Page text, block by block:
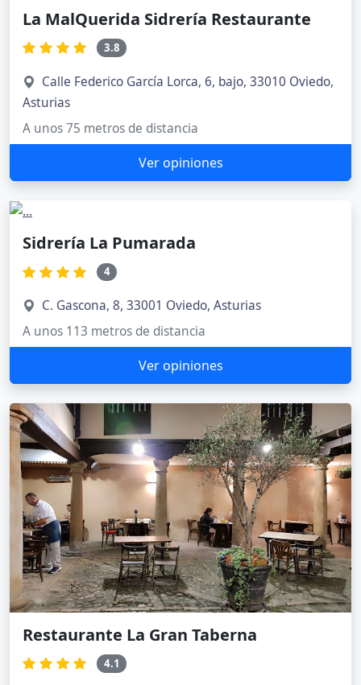
La MalQuerida Sidrería Restaurante
3.8
Calle Federico García Lorca, 6, bajo, 33010 Oviedo,
Asturias
A unos 75 metros de distancia
Ver opiniones
Sidrería La Pumarada
4
C. Gascona, 8, 33001 Oviedo, Asturias
A unos 113 metros de distancia
Ver opiniones
Restaurante La Gran Taberna
4.1